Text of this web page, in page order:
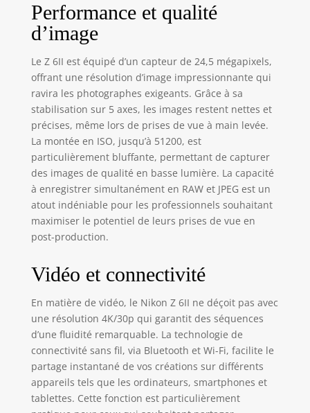
bénéficiez de
performances AF
vidéo. DES
SÉQUENCES VIDÉO
DIGNES DU
CINÉMA. Obtenez
un maximum de
détails en 4K/30p
UNE
CONSTRUCTION
ROBUSTE. Avec son
boîtier en alliage
de magnésium
ultra-résistant et
transporte
facilement et peut
affronter nʼimporte
quel endroit. Il est
conçu pour
résister au mieux à
la poussière, à la
saleté et à
l’humidité.
Performance et qualité
d’image
Le Z 6II est équipé d’un capteur de 24,5 mégapixels,
offrant une résolution d’image impressionnante qui
ravira les photographes exigeants. Grâce à sa
stabilisation sur 5 axes, les images restent nettes et
précises, même lors de prises de vue à main levée.
La montée en ISO, jusqu’à 51200, est
particulièrement bluffante, permettant de capturer
des images de qualité en basse lumière. La capacité
à enregistrer simultanément en RAW et JPEG est un
atout indéniable pour les professionnels souhaitant
maximiser le potentiel de leurs prises de vue en
post-production.
Vidéo et connectivité
En matière de vidéo, le Nikon Z 6II ne déçoit pas avec
une résolution 4K/30p qui garantit des séquences
d’une fluidité remarquable. La technologie de
connectivité sans fil, via Bluetooth et Wi-Fi, facilite le
partage instantané de vos créations sur différents
appareils tels que les ordinateurs, smartphones et
tablettes. Cette fonction est particulièrement